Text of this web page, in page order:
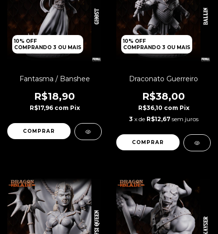
10% OFF
COMPRANDO 3 OU MAIS
Fantasma / Banshee
R$18,90
R$17,96 com Pix
10% OFF
COMPRANDO 3 OU MAIS
Draconato Guerreiro
R$38,00
R$36,10 com Pix
3 x de R$12,67 sem juros